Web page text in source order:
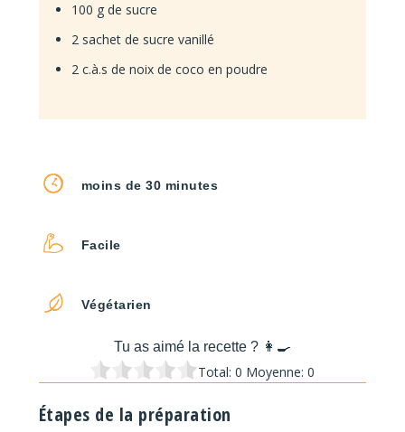
100 g de sucre
2 sachet de sucre vanillé
2 c.à.s de noix de coco en poudre
moins de 30 minutes
Facile
Végétarien
Tu as aimé la recette ? 👩‍🍳
Total:0 Moyenne:0
Étapes de la préparation